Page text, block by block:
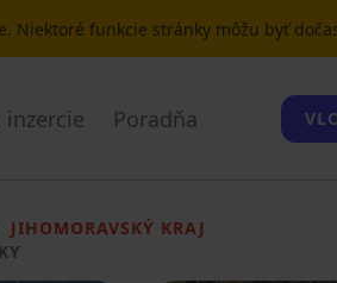
Niektoré funkcie stránky môžu byť
inzercie Poradňa
JIHOMORAVSKÝ KRAJ